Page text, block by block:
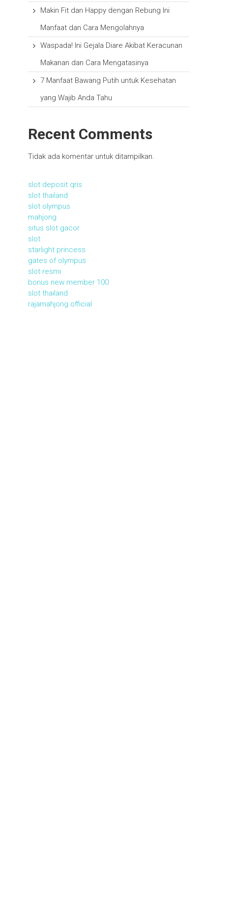
Makin Fit dan Happy dengan Rebung Ini
Manfaat dan Cara Mengolahnya
Waspada! Ini Gejala Diare Akibat Keracunan
Makanan dan Cara Mengatasinya
7 Manfaat Bawang Putih untuk Kesehatan
yang Wajib Anda Tahu
Recent Comments
Tidak ada komentar untuk ditampilkan.
slot deposit qris
slot thailand
slot olympus
mahjong
situs slot gacor
slot
starlight princess
gates of olympus
slot resmi
bonus new member 100
slot thailand
rajamahjong official